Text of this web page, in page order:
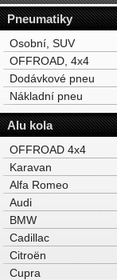
Pneumatiky
Osobní, SUV
OFFROAD, 4x4
Dodávkové pneu
Nákladní pneu
Alu kola
OFFROAD 4x4
Karavan
Alfa Romeo
Audi
BMW
Cadillac
Citroën
Cupra